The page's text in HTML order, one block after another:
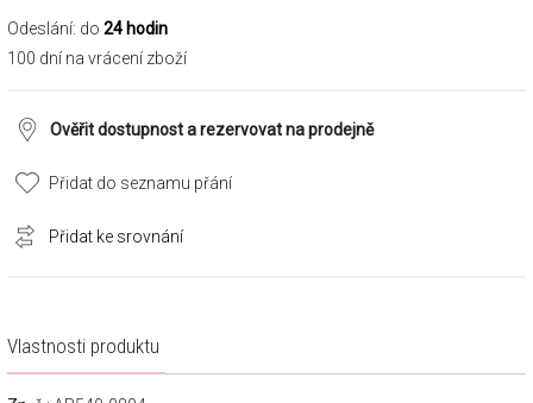
Odeslání: do 24 hodin
100 dní na vrácení zboží
Ověřit dostupnost a rezervovat na prodejně
Přidat do seznamu přání
Přidat ke srovnání
Vlastnosti produktu